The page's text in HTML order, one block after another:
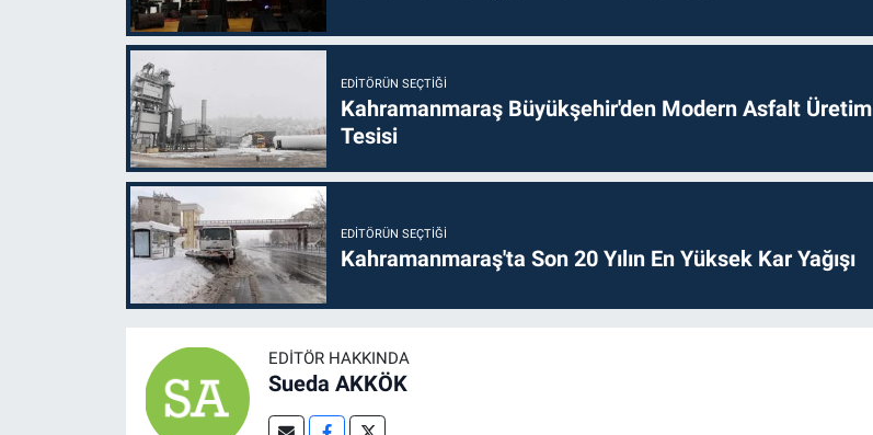
EDITÖRÜN SEÇTIĞI
Kahramanmaraş Büyükşehir'den Modern Asfalt Üretim
Tesisi
EDITÖRÜN SEÇTIĞI
Kahramanmaraş'ta Son 20 Yılın En Yüksek Kar Yağışı
EDITÖR HAKKINDA
Sueda AKKÖK